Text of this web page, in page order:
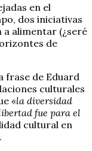
en el
dos iniciativas
a alimentar (¿seré
de
frase de Eduard
culturales
«la diversidad
fue para el
cultural en